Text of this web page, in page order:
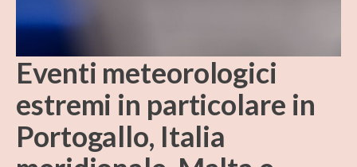
Eventi meteorologici
estremi in particolare in
Portogallo, Italia